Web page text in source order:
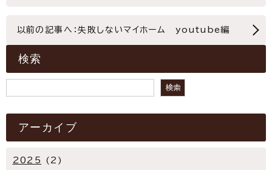
以前の記事へ：失敗しないマイホーム youtube編
検索
検索
アーカイブ
2025 (2)